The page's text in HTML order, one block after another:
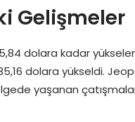
Gelişmeler
dolara kadar
dolara yükseldi.
yaşanan